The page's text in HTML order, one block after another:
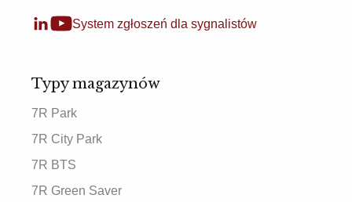
System zgłoszeń dla sygnalistów
Typy magazynów
7R Park
7R City Park
7R BTS
7R Green Saver